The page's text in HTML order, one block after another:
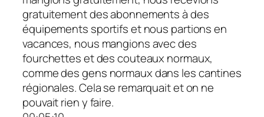
gratuitement des abonnements à des
équipements sportifs et nous partions en
vacances, nous mangions avec des
fourchettes et des couteaux normaux,
comme des gens normaux dans les cantines
régionales. Cela se remarquait et on ne
pouvait rien y faire.